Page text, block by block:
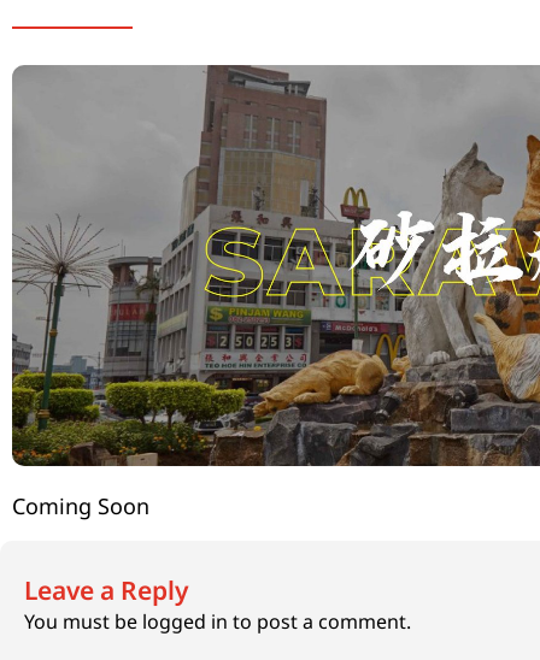
Coming Soon
Leave a Reply
You must be logged in to post a comment.